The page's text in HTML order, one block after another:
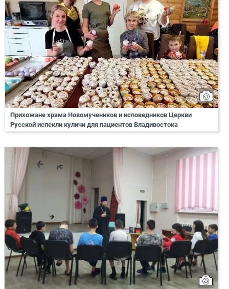
Прихожане храма Новомучеников и исповедников Церкви
Русской испекли куличи для пациентов Владивостока